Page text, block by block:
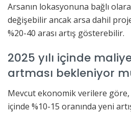
Arsanın lokasyonuna bağlı
değişebilir ancak arsa dahil
%20-40 arası artış gösterebilir.
2025 yılı içinde
artması bekleniyor
Mevcut ekonomik verilere
içinde %10-15 oranında yeni